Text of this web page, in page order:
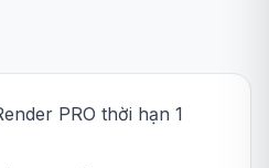
PRO thời hạn 1